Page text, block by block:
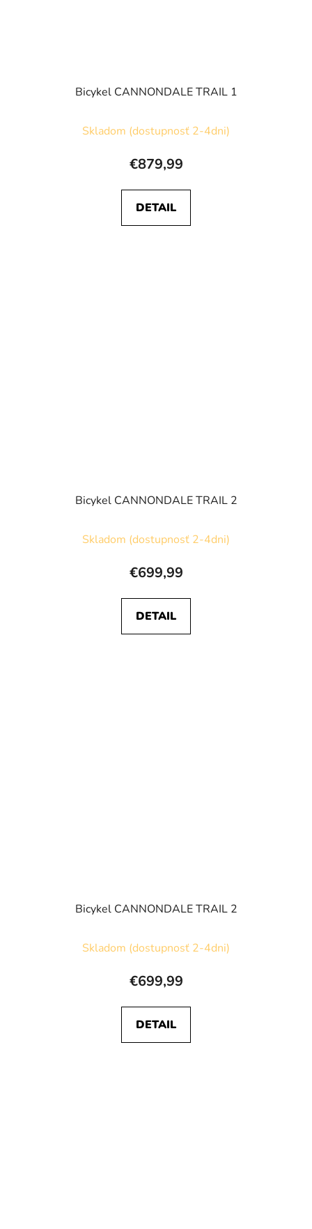
Bicykel CANNONDALE TRAIL 1
Skladom (dostupnosť 2-4dni)
€879,99
DETAIL
Bicykel CANNONDALE TRAIL 2
Skladom (dostupnosť 2-4dni)
€699,99
DETAIL
Bicykel CANNONDALE TRAIL 2
Skladom (dostupnosť 2-4dni)
€699,99
DETAIL